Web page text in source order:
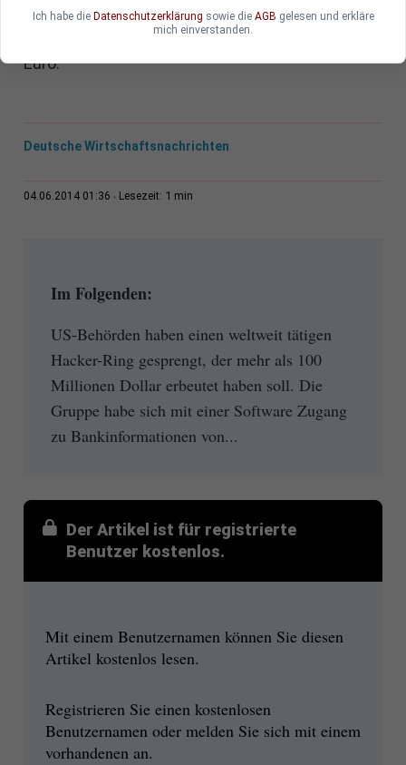
Passwörter von Bankkunden aus. Der gesamte
Euro.
Deutsche Wirtschaftsnachrichten
04.06.2014 01:36 Lesezeit: 1 min
Im Folgenden:
US-Behörden haben einen weltweit tätigen
Hacker-Ring gesprengt, der mehr als 100
Millionen Dollar erbeutet haben soll. Die
Gruppe habe sich mit einer Software Zugang
zu Bankinformationen von...
Der Artikel ist für registrierte
Benutzer kostenlos.
Mit einem Benutzernamen können Sie diesen
Artikel kostenlos lesen.
Registrieren Sie einen kostenlosen
Benutzernamen oder melden Sie sich mit einem
vorhandenen an.
Ich habe die Datenschutzerklärung sowie die AGB gelesen und erkläre
mich einverstanden.